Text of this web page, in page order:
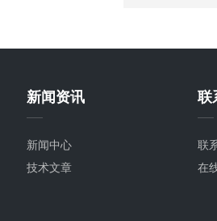
新闻资讯
新闻中心
技术文章
联
联
在